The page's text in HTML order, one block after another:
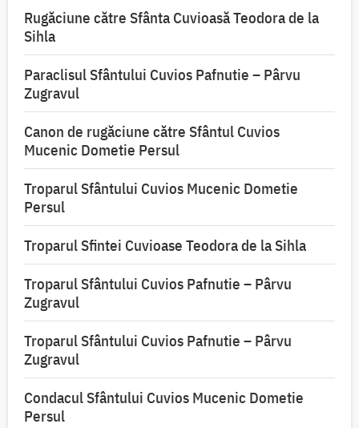
Rugăciune către Sfânta Cuvioasă Teodora de la
Sihla
Paraclisul Sfântului Cuvios Pafnutie – Pârvu
Zugravul
Canon de rugăciune către Sfântul Cuvios
Mucenic Dometie Persul
Troparul Sfântului Cuvios Mucenic Dometie
Persul
Troparul Sfintei Cuvioase Teodora de la Sihla
Troparul Sfântului Cuvios Pafnutie – Pârvu
Zugravul
Troparul Sfântului Cuvios Pafnutie – Pârvu
Zugravul
Condacul Sfântului Cuvios Mucenic Dometie
Persul